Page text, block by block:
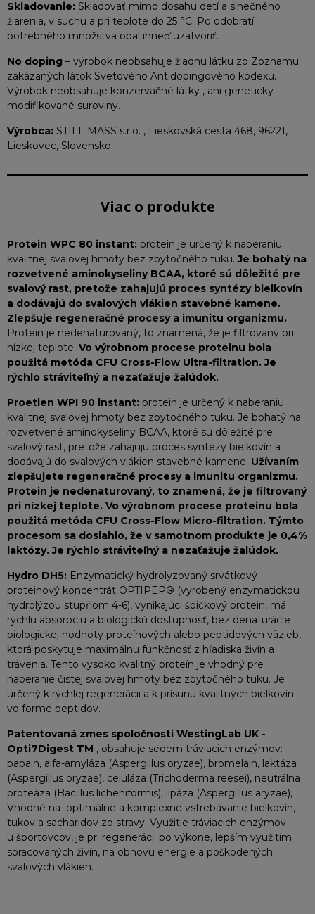
Skladovanie: Skladovať mimo dosahu detí a slnečného
žiarenia, v suchu a pri teplote do 25 °C. Po odobratí
potrebného množstva obal ihneď uzatvoriť.
No doping – výrobok neobsahuje žiadnu látku zo Zoznamu
zakázaných látok Svetového Antidopingového kódexu.
Výrobok neobsahuje konzervačné látky , ani geneticky
modifikované suroviny.
Výrobca: STILL MASS s.r.o. , Lieskovská cesta 468, 96221,
Lieskovec, Slovensko.
Viac o produkte
Protein WPC 80 instant: protein je určený k naberaniu
kvalitnej svalovej hmoty bez zbytočného tuku.Je bohatý na
rozvetvené aminokyseliny BCAA, ktoré sú dôležité pre
svalový rast, pretože zahajujú proces syntézy bielkovín
a dodávajú do svalových vlákien stavebné kamene.
Zlepšuje regeneračné procesy a imunitu organizmu.
Protein je nedenaturovaný, to znamená, že je filtrovaný pri
nízkej teplote. Vo výrobnom procese proteinu bola
použitá metóda CFU Cross-Flow Ultra-filtration. Je
rýchlo stráviteľný a nezaťažuje žalúdok.
Proetien WPI 90 instant: protein je určený k naberaniu
kvalitnej svalovej hmoty bez zbytočného tuku. Je bohatý na
rozvetvené aminokyseliny BCAA, ktoré sú dôležité pre
svalový rast, pretože zahajujú proces syntézy bielkovín a
dodávajú do svalových vlákien stavebné kamene. Užívaním
zlepšujete regeneračné procesy a imunitu organizmu.
Protein je nedenaturovaný, to znamená, že je filtrovaný
pri nízkej teplote. Vo výrobnom procese proteinu bola
použitá metóda CFU Cross-Flow Micro-filtration. Týmto
procesom sa dosiahlo, že v samotnom produkte je 0,4%
laktózy. Je rýchlo stráviteľný a nezaťažuje žalúdok.
Hydro DH5: Enzymatický hydrolyzovaný srvátkový
proteinový koncentrát OPTIPEP® (vyrobený enzymatickou
hydrolýzou stupňom 4-6), vynikajúci špičkový protein, má
rýchlu absorpciu a biologickú dostupnosť, bez denaturácie
biologickej hodnoty proteínových alebo peptidových väzieb,
ktorá poskytuje maximálnu funkčnosť z hľadiska živín a
trávenia. Tento vysoko kvalitný proteín je vhodný pre
naberanie čistej svalovej hmoty bez zbytočného tuku. Je
určený k rýchlej regenerácii a k prísunu kvalitných bielkovín
vo forme peptidov.
Patentovaná zmes spoločnosti WestingLab UK -
Opti7Digest TM , obsahuje sedem tráviacich enzýmov:
papain, alfa-amyláza (Aspergillus oryzae), bromelain, laktáza
(Aspergillus oryzae), celuláza (Trichoderma reesei), neutrálna
proteáza (Bacillus licheniformis), lipáza (Aspergillus aryzae),
Vhodné na optimálne a komplexné vstrebávanie bielkovín,
tukov a sacharidov zo stravy. Využitie tráviacich enzýmov
u športovcov, je pri regenerácii po výkone, lepším využitím
spracovaných živín, na obnovu energie a poškodených
svalových vlákien.